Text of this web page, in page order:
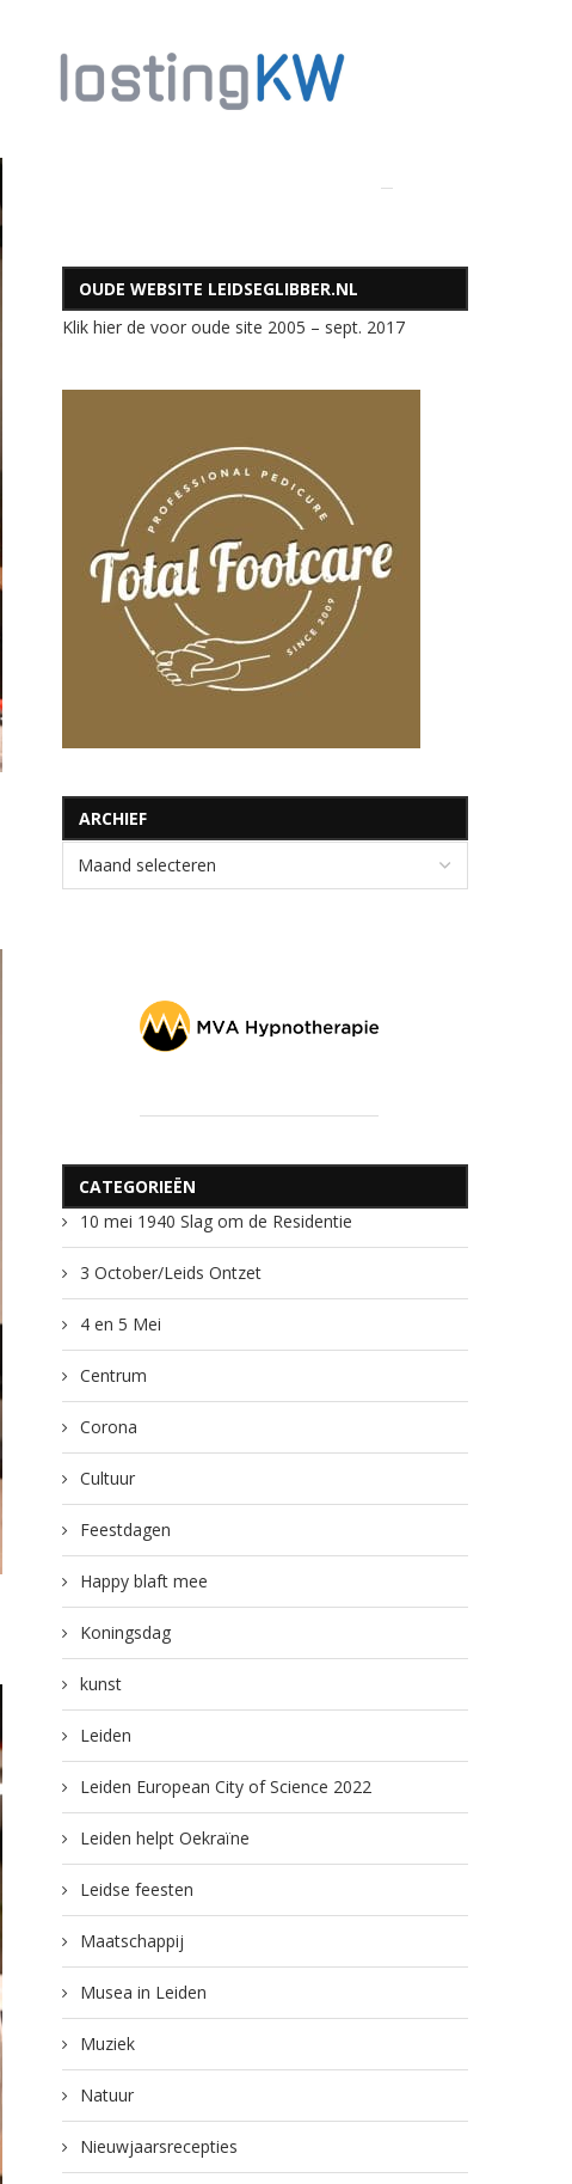
OUDE WEBSITE LEIDSEGLIBBER.NL
Klik hier de voor oude site 2005 – sept. 2017
ARCHIEF
CATEGORIEËN
10 mei 1940 Slag om de Residentie
3 October/Leids Ontzet
4 en 5 Mei
Centrum
Corona
Cultuur
Feestdagen
Happy blaft mee
Koningsdag
kunst
Leiden
Leiden European City of Science 2022
Leiden helpt Oekraïne
Leidse feesten
Maatschappij
Musea in Leiden
Muziek
Natuur
Nieuwjaarsrecepties